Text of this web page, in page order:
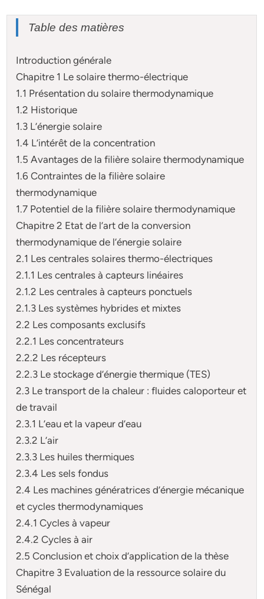
Table des matières
Introduction générale
Chapitre 1 Le solaire thermo-électrique
1.1 Présentation du solaire thermodynamique
1.2 Historique
1.3 L’énergie solaire
1.4 L’intérêt de la concentration
1.5 Avantages de la filière solaire thermodynamique
1.6 Contraintes de la filière solaire
thermodynamique
1.7 Potentiel de la filière solaire thermodynamique
Chapitre 2 Etat de l’art de la conversion
thermodynamique de l’énergie solaire
2.1 Les centrales solaires thermo-électriques
2.1.1 Les centrales à capteurs linéaires
2.1.2 Les centrales à capteurs ponctuels
2.1.3 Les systèmes hybrides et mixtes
2.2 Les composants exclusifs
2.2.1 Les concentrateurs
2.2.2 Les récepteurs
2.2.3 Le stockage d’énergie thermique (TES)
2.3 Le transport de la chaleur : fluides caloporteur et
de travail
2.3.1 L’eau et la vapeur d’eau
2.3.2 L’air
2.3.3 Les huiles thermiques
2.3.4 Les sels fondus
2.4 Les machines génératrices d’énergie mécanique
et cycles thermodynamiques
2.4.1 Cycles à vapeur
2.4.2 Cycles à air
2.5 Conclusion et choix d’application de la thèse
Chapitre 3 Evaluation de la ressource solaire du
Sénégal